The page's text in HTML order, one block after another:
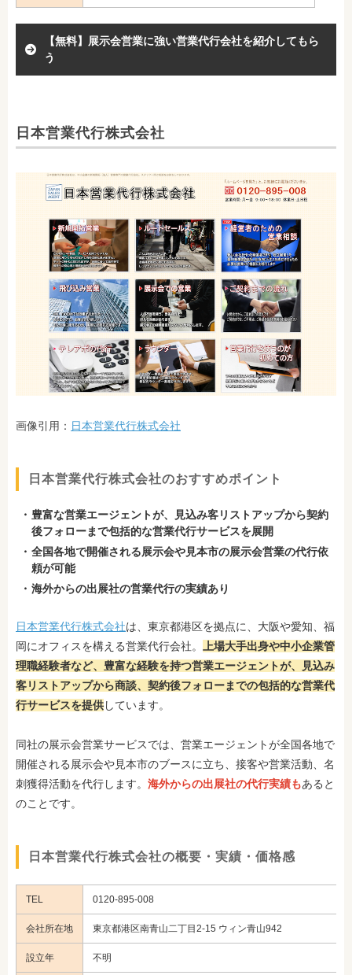
【無料】展示会営業に強い営業代行会社を紹介してもら
う
日本営業代行株式会社
画像引用： 日本営業代行株式会社
日本営業代行株式会社のおすすめポイント
豊富な営業エージェントが、見込み客リストアップから契約
後フォローまで包括的な営業代行サービスを展開
全国各地で開催される展示会や見本市の展示会営業の代行依
頼が可能
海外からの出展社の営業代行の実績あり
日本営業代行株式会社は、東京都港区を拠点に、大阪や愛知、福
岡にオフィスを構える営業代行会社。
上場大手出身や中小企業管
理職経験者など、豊富な経験を持つ営業エージェントが、見込み
客リストアップから商談、契約後フォローまでの包括的な営業代
行サービスを提供しています。
同社の展示会営業サービスでは、営業エージェントが全国各地で
開催される展示会や見本市のブースに立ち、接客や営業活動、名
刺獲得活動を代行します。 海外からの出展社の代行実績もあると
のことです。
日本営業代行株式会社の概要・実績・価格感
TEL 0120-895-008
会社所在地 東京都港区南青山二丁目2-15 ウィン青山942
設立年 不明